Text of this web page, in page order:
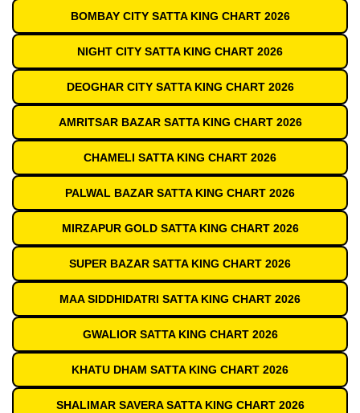
BOMBAY CITY SATTA KING CHART 2026
NIGHT CITY SATTA KING CHART 2026
DEOGHAR CITY SATTA KING CHART 2026
AMRITSAR BAZAR SATTA KING CHART 2026
CHAMELI SATTA KING CHART 2026
PALWAL BAZAR SATTA KING CHART 2026
MIRZAPUR GOLD SATTA KING CHART 2026
SUPER BAZAR SATTA KING CHART 2026
MAA SIDDHIDATRI SATTA KING CHART 2026
GWALIOR SATTA KING CHART 2026
KHATU DHAM SATTA KING CHART 2026
SHALIMAR SAVERA SATTA KING CHART 2026